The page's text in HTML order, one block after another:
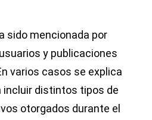
sido mencionada por
y publicaciones
varios casos se explica
incluir distintos tipos de
otorgados durante el